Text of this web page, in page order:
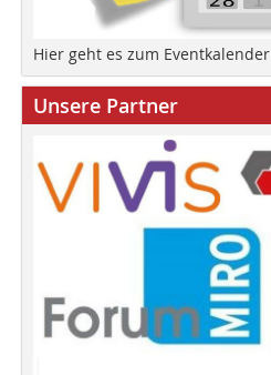
Hier geht es zum Eventkalender
Unsere Partner